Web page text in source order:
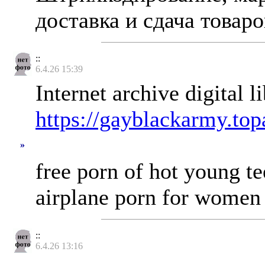
доставка и сдача
::
6.4.26 15:39
»
Internet archive digital
https://
free porn of hot young
airplane porn for
::
6.4.26 13:16